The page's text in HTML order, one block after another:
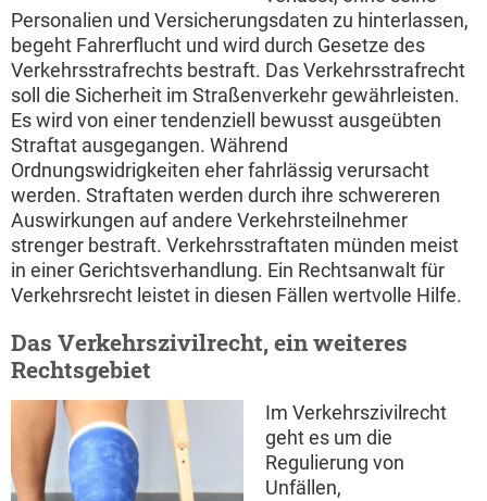
Personalien und Versicherungsdaten zu hinterlassen,
begeht Fahrerflucht und wird durch Gesetze des
Verkehrsstrafrechts bestraft. Das Verkehrsstrafrecht
soll die Sicherheit im Straßenverkehr gewährleisten.
Es wird von einer tendenziell bewusst ausgeübten
Straftat ausgegangen. Während
Ordnungswidrigkeiten eher fahrlässig verursacht
werden. Straftaten werden durch ihre schwereren
Auswirkungen auf andere Verkehrsteilnehmer
strenger bestraft. Verkehrsstraftaten münden meist
in einer Gerichtsverhandlung. Ein Rechtsanwalt für
Verkehrsrecht leistet in diesen Fällen wertvolle Hilfe.
Das Verkehrszivilrecht, ein weiteres
Rechtsgebiet
Im Verkehrszivilrecht
geht es um die
Regulierung von
Unfällen,